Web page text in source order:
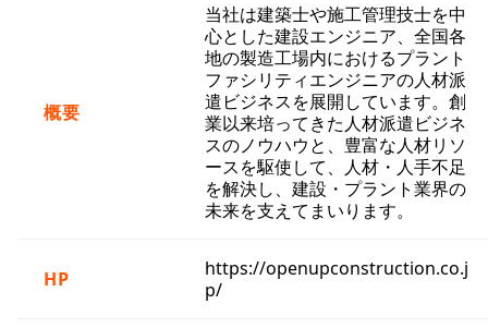
概要
当社は建築士や施工管理技士を中
心とした建設エンジニア、全国各
地の製造工場内におけるプラント
ファシリティエンジニアの人材派
遣ビジネスを展開しています。創
業以来培ってきた人材派遣ビジネ
スのノウハウと、豊富な人材リソ
ースを駆使して、人材・人手不足
を解決し、建設・プラント業界の
未来を支えてまいります。
HP
https://openupconstruction.co.j
p/